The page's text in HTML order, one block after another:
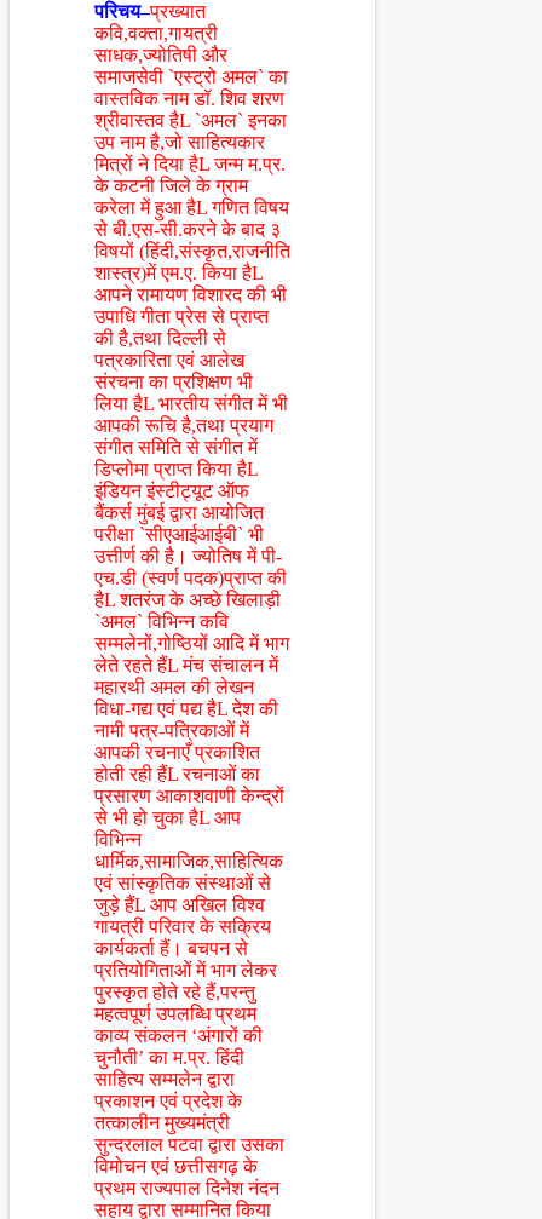
परिचय–प्रख्यात
कवि,वक्ता,गायत्री
साधक,ज्योतिषी और
समाजसेवी `एस्ट्रो अमल` का
वास्तविक नाम डॉ. शिव शरण
श्रीवास्तव हैL `अमल` इनका
उप नाम है,जो साहित्यकार
मित्रों ने दिया हैL जन्म म.प्र.
के कटनी जिले के ग्राम
करेला में हुआ हैL गणित विषय
से बी.एस-सी.करने के बाद ३
विषयों (हिंदी,संस्कृत,राजनीति
शास्त्र)में एम.ए. किया हैL
आपने रामायण विशारद की भी
उपाधि गीता प्रेस से प्राप्त
की है,तथा दिल्ली से
पत्रकारिता एवं आलेख
संरचना का प्रशिक्षण भी
लिया हैL भारतीय संगीत में भी
आपकी रूचि है,तथा प्रयाग
संगीत समिति से संगीत में
डिप्लोमा प्राप्त किया हैL
इंडियन इंस्टीट्यूट ऑफ
बैंकर्स मुंबई द्वारा आयोजित
परीक्षा `सीएआईआईबी` भी
उत्तीर्ण की है। ज्योतिष में पी-
एच.डी (स्वर्ण पदक)प्राप्त की
हैL शतरंज के अच्छे खिलाड़ी
`अमल` विभिन्न कवि
सम्मलेनों,गोष्ठियों आदि में भाग
लेते रहते हैंL मंच संचालन में
महारथी अमल की लेखन
विधा-गद्य एवं पद्य हैL देश की
नामी पत्र-पत्रिकाओं में
आपकी रचनाएँ प्रकाशित
होती रही हैंL रचनाओं का
प्रसारण आकाशवाणी केन्द्रों
से भी हो चुका हैL आप
विभिन्न
धार्मिक,सामाजिक,साहित्यिक
एवं सांस्कृतिक संस्थाओं से
जुड़े हैंL आप अखिल विश्व
गायत्री परिवार के सक्रिय
कार्यकर्ता हैं। बचपन से
प्रतियोगिताओं में भाग लेकर
पुरस्कृत होते रहे हैं,परन्तु
महत्वपूर्ण उपलब्धि प्रथम
काव्य संकलन ‘अंगारों की
चुनौती’ का म.प्र. हिंदी
साहित्य सम्मलेन द्वारा
प्रकाशन एवं प्रदेश के
तत्कालीन मुख्यमंत्री
सुन्दरलाल पटवा द्वारा उसका
विमोचन एवं छत्तीसगढ़ के
प्रथम राज्यपाल दिनेश नंदन
सहाय द्वारा सम्मानित किया